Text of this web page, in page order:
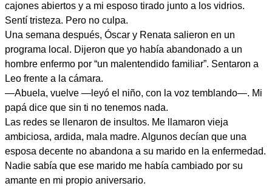
cajones abiertos y a mi esposo tirado junto a los vidrios.
Sentí tristeza. Pero no culpa.
Una semana después, Óscar y Renata salieron en un
programa local. Dijeron que yo había abandonado a un
hombre enfermo por “un malentendido familiar”. Sentaron a
Leo frente a la cámara.
—Abuela, vuelve —leyó el niño, con la voz temblando—. Mi
papá dice que sin ti no tenemos nada.
Las redes se llenaron de insultos. Me llamaron vieja
ambiciosa, ardida, mala madre. Algunos decían que una
esposa decente no abandona a su marido en la enfermedad.
Nadie sabía que ese marido me había cambiado por su
amante en mi propio aniversario.